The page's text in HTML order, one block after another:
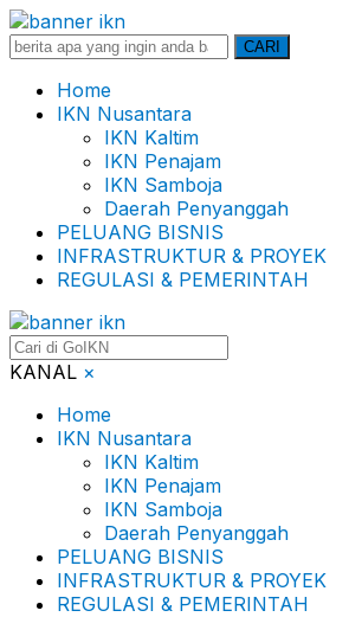
Search
CARI
Home
IKN Nusantara
IKN Kaltim
IKN Penajam
IKN Samboja
Daerah Penyanggah
PELUANG BISNIS
INFRASTRUKTUR & PROYEK
REGULASI & PEMERINTAH
KANAL ×
Home
IKN Nusantara
IKN Kaltim
IKN Penajam
IKN Samboja
Daerah Penyanggah
PELUANG BISNIS
INFRASTRUKTUR & PROYEK
REGULASI & PEMERINTAH